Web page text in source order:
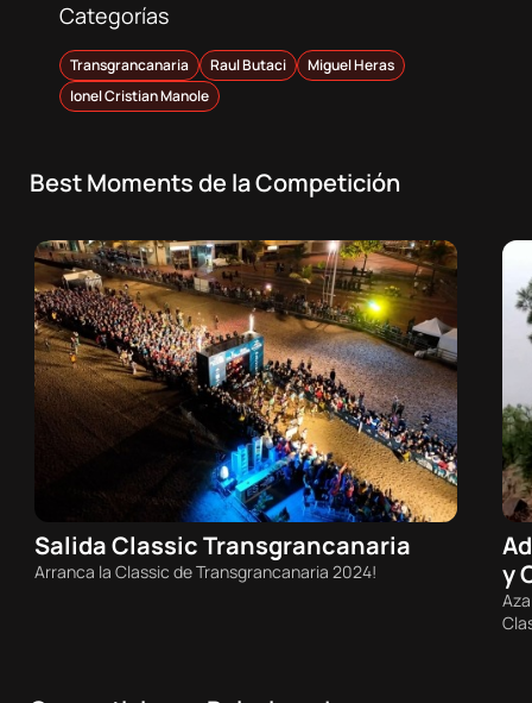
Categorías
Transgrancanaria Raul Butaci
Miguel Heras
Ionel Cristian Manole
Best Moments de la Competición
07/08/2026 - 05:20h
Trail
Salida Classic Transgrancanaria
Arranca la Classic de Transgrancanaria 2024!
y